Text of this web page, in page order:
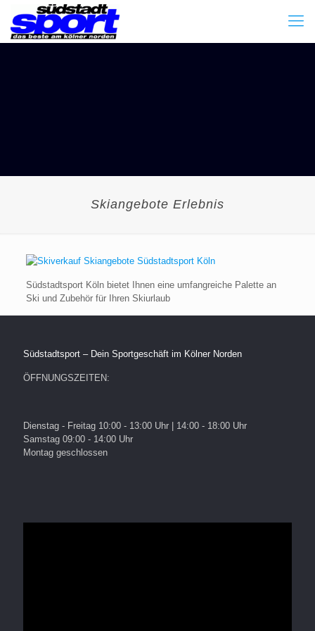
Skiangebote Erlebnis
Südstadtsport Köln bietet Ihnen eine umfangreiche Palette an
Ski und Zubehör für Ihren Skiurlaub
Südstadtsport – Dein Sportgeschäft im Kölner Norden
ÖFFNUNGSZEITEN:
Dienstag - Freitag 10:00 - 13:00 Uhr | 14:00 - 18:00 Uhr
Samstag 09:00 - 14:00 Uhr
Montag geschlossen